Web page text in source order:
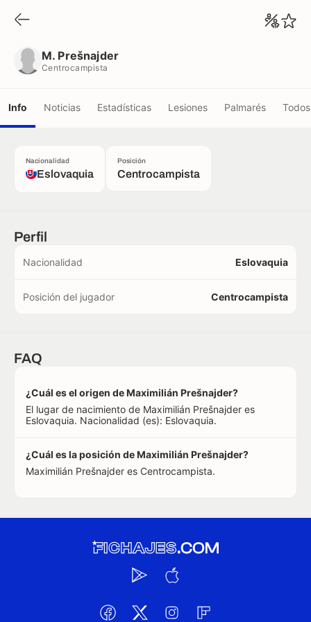
M. Prešnajder
Centrocampista
Info Noticias Estadísticas Lesiones Palmarés
Nacionalidad
Eslovaquia
Posición
Centrocampista
Perfil
Nacionalidad Eslovaquia
Posición del jugador Centrocampista
FAQ
¿Cuál es el origen de Maximilián Prešnajder?
El lugar de nacimiento de Maximilián Prešnajder es
Eslovaquia. Nacionalidad (es): Eslovaquia.
¿Cuál es la posición de Maximilián Prešnajder?
Maximilián Prešnajder es Centrocampista.